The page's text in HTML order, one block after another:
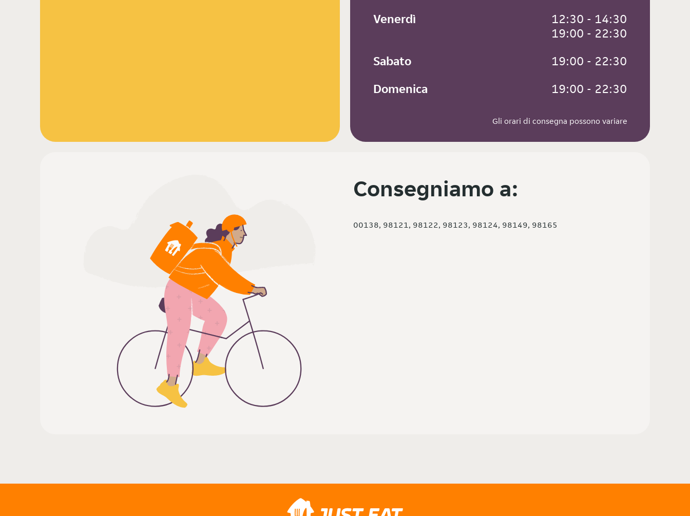
Venerdì
12:30 - 14:30
19:00 - 22:30
Sabato
19:00 - 22:30
Domenica
19:00 - 22:30
Gli orari di consegna possono variare
Consegniamo a:
00138, 98121, 98122, 98123, 98124, 98149, 98165